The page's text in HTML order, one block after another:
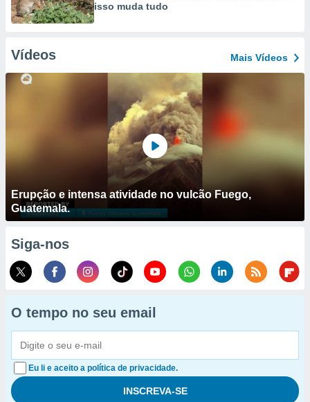
isso muda tudo
Vídeos Mais Vídeos
Erupção e intensa atividade no vulcão Fuego,
Guatemala.
Siga-nos
O tempo no seu email
Eu li e aceito a política de privacidade.